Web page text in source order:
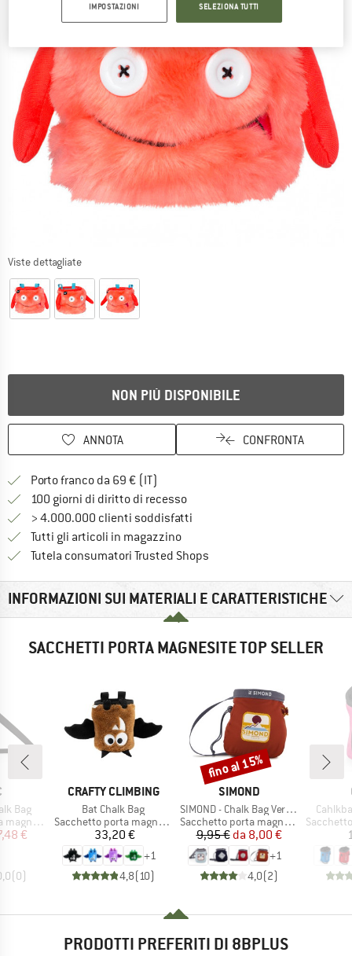
Viste dettagliate
NON PIÙ DISPONIBILE
ANNOTA CONFRONTA
Porto franco da 69 € (IT)
100 giorni di diritto di recessoVai alla politica di recesso qui
> 4.000.000 clienti soddisfatti
Tutti gli articoli in magazzino
Tutela consumatori Trusted Shops
INFORMAZIONI SUI MATERIALI E CARATTERISTICHE
SACCHETTI PORTA MAGNESITE TOP SELLER
Bag
ridotto
€
(0)
MARCHIO
CRAFTY CLIMBING
Articolo
Bat Chalk Bag
Gruppo di prodotti
Sacchetto porta magnesite
Prezzo
33,20 €
+1
4,8(10)
MARCHIO
SIMOND
Articolo
SIMOND - Chalk Bag Vertika
Gruppo di prodotti
Sacchetto porta magnesite
Prezzo
9,95 € Prezzo ridotto
da 8,00 €
+1
4,0(2)
Sconto
fino al 15%
Articolo
Gruppo
Sacchetto
PRODOTTI PREFERITI DI 8BPLUS
IMPOSTAZIONI SELEZIONA TUTTI